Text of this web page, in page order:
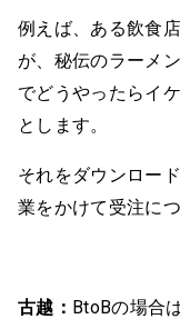
例えば、ある飲食
が、秘伝のラーメ
でどうやったらイ
とします。
それをダウンロー
業をかけて受注に
古越： BtoBの場合